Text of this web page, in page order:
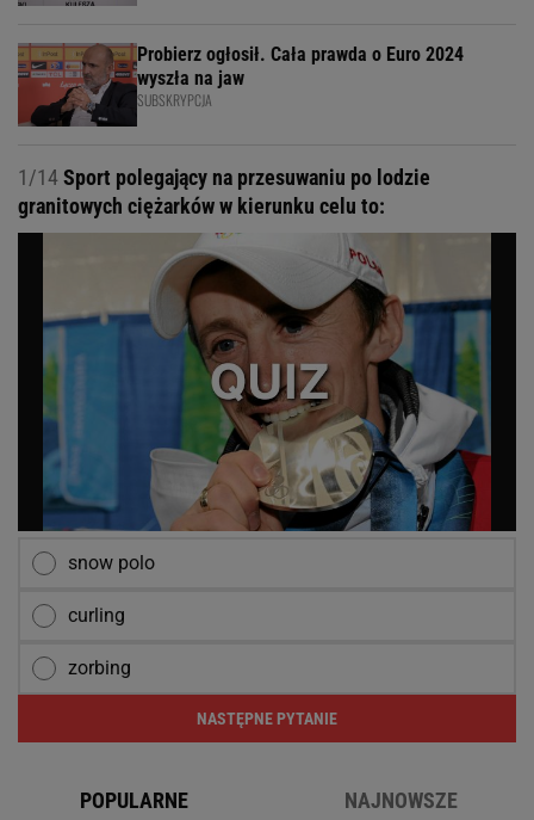
Probierz ogłosił. Cała prawda o Euro 2024
wyszła na jaw
SUBSKRYPCJA
1/14Sport polegający na przesuwaniu po lodzie
granitowych ciężarków w kierunku celu to:
snow polo
curling
zorbing
NASTĘPNE PYTANIE
POPULARNE NAJNOWSZE